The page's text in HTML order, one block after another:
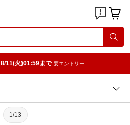
8/11(火)01:59まで 要エントリー
1/13